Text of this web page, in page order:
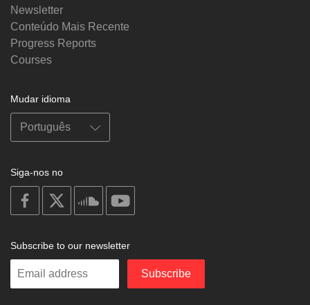
Newsletter
Conteúdo Mais Recente
Progress Reports
Courses
Mudar idioma
Siga-nos no
on
facebook
soundcloud
Subscribe to our newsletter
Enter
Subscribe